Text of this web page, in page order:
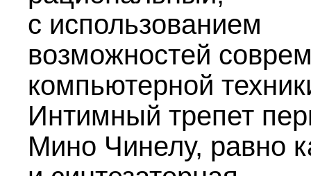
с использованием
возможностей
компьютерной
Интимный трепет
Мино Чинелу, равно